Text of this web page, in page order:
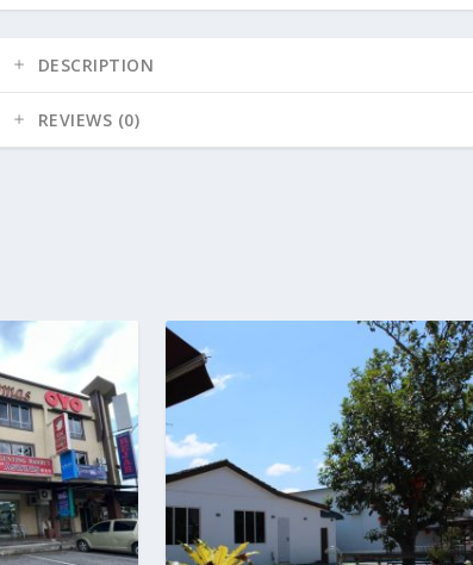
DESCRIPTION
REVIEWS (0)